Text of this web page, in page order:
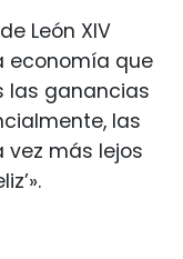
León XIV
economía que
las ganancias
las
más lejos